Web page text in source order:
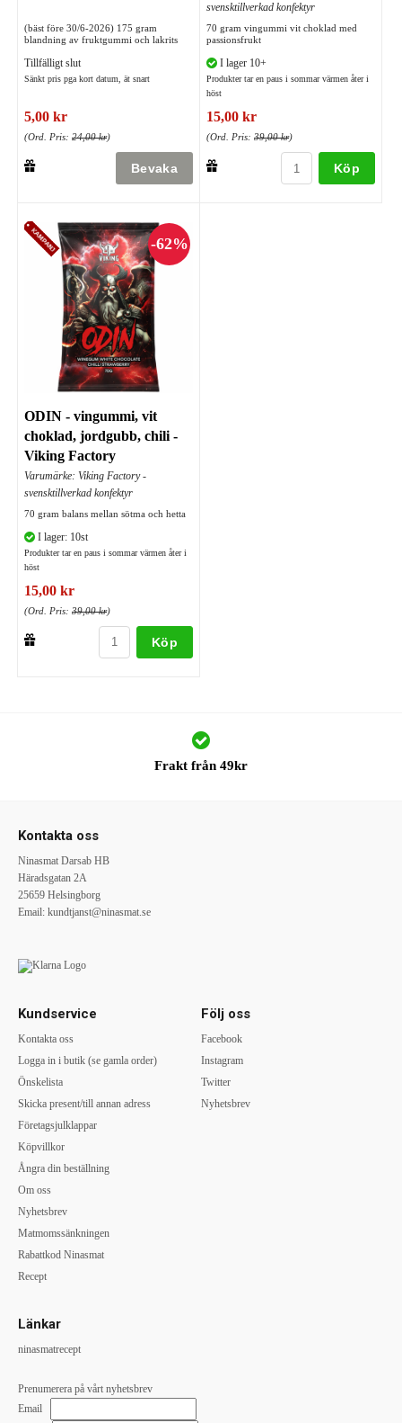
(bäst före 30/6-2026) 175 gram
blandning av fruktgummi och lakrits
Tillfälligt slut
Sänkt pris pga kort datum, ät snart
5,00 kr
(Ord. Pris: 24,00 kr)
svensktillverkad konfektyr
70 gram vingummi vit choklad med
passionsfrukt
I lager 10+
Produkter tar en paus i sommar värmen åter i
höst
15,00 kr
(Ord. Pris: 39,00 kr)
Köp
ODIN - vingummi, vit
choklad, jordgubb, chili -
Viking Factory
Varumärke: Viking Factory -
svensktillverkad konfektyr
70 gram balans mellan sötma och hetta
I lager: 10st
Produkter tar en paus i sommar värmen åter i
höst
15,00 kr
(Ord. Pris: 39,00 kr)
Köp
Frakt från 49kr
Kontakta oss
Ninasmat Darsab HB
Häradsgatan 2A
25659 Helsingborg
Email: kundtjanst@ninasmat.se
Kundservice
Kontakta oss
Logga in i butik (se gamla order)
Önskelista
Skicka present/till annan adress
Företagsjulklappar
Köpvillkor
Ångra din beställning
Om oss
Nyhetsbrev
Matmomssänkningen
Rabattkod Ninasmat
Recept
Följ oss
Facebook
Instagram
Twitter
Nyhetsbrev
Länkar
ninasmatrecept
Prenumerera på vårt nyhetsbrev
Email